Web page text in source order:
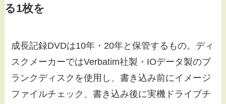
る1枚を
成長記録DVDは10年・20年と保管するもの。ディ
スクメーカーではVerbatim社製・IOデータ製のブ
ランクディスクを使用し、書き込み前にイメージ
ファイルチェック、書き込み後に実機ドライブチ